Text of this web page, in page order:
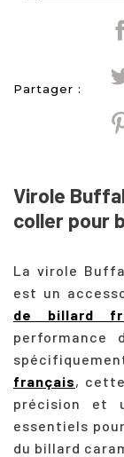
Partager :
Virole
coller pour
La virole
est un
de billard
performance
français,
précision et
essentiels
du billard